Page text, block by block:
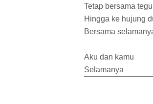
Tetap bersama
Hingga ke hujung
Bersama
Aku dan kamu
Selamanya